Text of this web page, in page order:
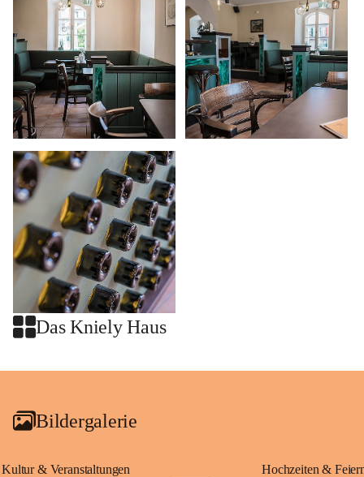
Das Kniely Haus
+2
Bildergalerie
Kultur & Veranstaltungen Hochzeiten &